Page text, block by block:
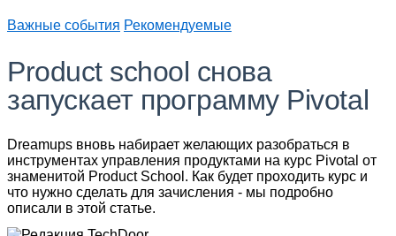
Важные события Рекомендуемые
Product school снова
запускает программу Pivotal
Dreamups вновь набирает желающих разобраться в
инструментах управления продуктами на курс Pivotal от
знаменитой Product School. Как будет проходить курс и
что нужно сделать для зачисления - мы подробно
описали в этой статье.